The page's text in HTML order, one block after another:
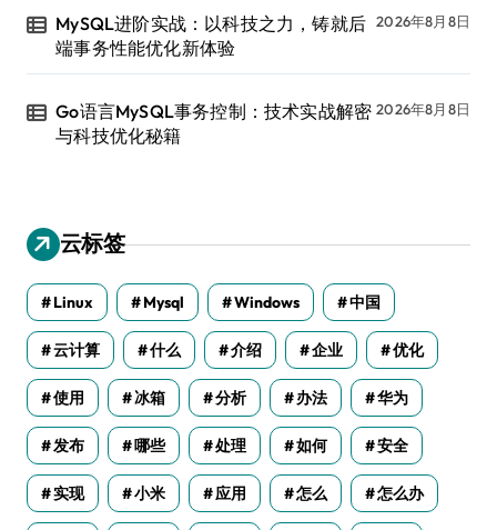
MySQL进阶实战：以科技之力，铸就后
端事务性能优化新体验
2026年8月8日
Go语言MySQL事务控制：技术实战解密
与科技优化秘籍
2026年8月8日
云标签
Linux Mysql Windows 中国
云计算 什么 介绍 企业 优化
使用 冰箱 分析 办法 华为
发布 哪些 处理 如何 安全
实现 小米 应用 怎么 怎么办